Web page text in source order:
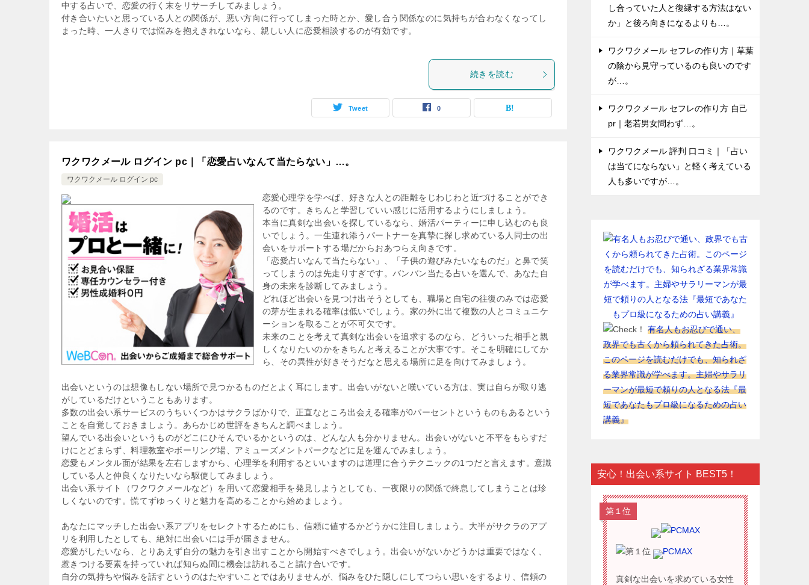
中する占いで、恋愛の行く末をリサーチしてみましょう。
付き合いたいと思っている人との関係が、悪い方向に行ってしまった時とか、愛し合う関係なのに気持ちが合わなくなってし
まった時、一人きりでは悩みを抱えきれないなら、親しい人に恋愛相談するのが有効です。
続きを読む
Tweet 0
ワクワクメール ログイン pc｜「恋愛占いなんて当たらない」…。
ワクワクメール ログイン pc
恋愛心理学を学べば、好きな人との距離をじわじわと近づけることができ
るのです。きちんと学習していい感じに活用するようにしましょう。
本当に真剣な出会いを探しているなら、婚活パーティーに申し込むのも良
いでしょう。一生連れ添うパートナーを真摯に探し求めている人同士の出
会いをサポートする場だからおあつらえ向きです。
「恋愛占いなんて当たらない」、「子供の遊びみたいなものだ」と鼻で笑
ってしまうのは先走りすぎです。バンバン当たる占いを選んで、あなた自
身の未来を診断してみましょう。
どれほど出会いを見つけ出そうとしても、職場と自宅の往復のみでは恋愛
の芽が生まれる確率は低いでしょう。家の外に出て複数の人とコミュニケ
ーションを取ることが不可欠です。
未来のことを考えて真剣な出会いを追求するのなら、どういった相手と親
しくなりたいのかをきちんと考えることが大事です。そこを明確にしてか
ら、その異性が好きそうだなと思える場所に足を向けてみましょう。
出会いというのは想像もしない場所で見つかるものだとよく耳にします。出会いがないと嘆いている方は、実は自らが取り逃
がしているだけということもあります。
多数の出会い系サービスのうちいくつかはサクラばかりで、正直なところ出会える確率が0パーセントというものもあるという
ことを自覚しておきましょう。あらかじめ世評をきちんと調べましょう。
望んでいる出会いというものがどこにひそんでいるかというのは、どんな人も分かりません。出会いがないと不平をもらすだ
けにとどまらず、料理教室やボーリング場、アミューズメントパークなどに足を運んでみましょう。
恋愛もメンタル面が結果を左右しますから、心理学を利用するといいますのは道理に合うテクニックの1つだと言えます。意識
している人と仲良くなりたいなら駆使してみましょう。
出会い系サイト（ワクワクメールなど）を用いて恋愛相手を発見しようとしても、一夜限りの関係で終息してしまうことは珍
しくないのです。慌てずゆっくりと魅力を高めることから始めましょう。
あなたにマッチした出会い系アプリをセレクトするためにも、信頼に値するかどうかに注目しましょう。大半がサクラのアプ
リを利用したとしても、絶対に出会いには手が届きません。
恋愛がしたいなら、とりあえず自分の魅力を引き出すことから開始すべきでしょう。出会いがないかどうかは重要ではなく、
惹きつける要素を持っていれば知らぬ間に機会は訪れること請け合いです。
自分の気持ちや悩みを話すというのはたやすいことではありませんが、悩みをひた隠しにしてつらい思いをするより、信頼の
し合っていた人と復縁する方法はない
か」と後ろ向きになるよりも…。
ワクワクメール セフレの作り方｜草葉
の陰から見守っているのも良いのです
が…。
ワクワクメール セフレの作り方 自己
pr｜老若男女問わず…。
ワクワクメール 評判 口コミ｜「占い
は当てにならない」と軽く考えている
人も多いですが…。
有名人もお忍びで通い、
政界でも古くから頼られてきた占術。
このページを読むだけでも、知られざ
る業界常識が学べます。主婦やサラリ
ーマンが最短で頼りの人となる法『最
短であなたもプロ級になるための占い
講義』
安心！出会い系サイト BEST5！
第１位
PCMAX
真剣な出会いを求めている女性